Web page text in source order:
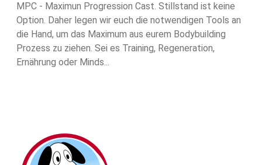
MPC - Maximun Progression Cast. Stillstand ist keine
Option. Daher legen wir euch die notwendigen Tools an
die Hand, um das Maximum aus eurem Bodybuilding
Prozess zu ziehen. Sei es Training, Regeneration,
Ernährung oder Minds...